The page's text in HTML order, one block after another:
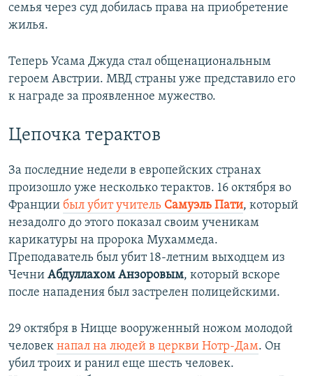
семья через суд добилась права на приобретение
жилья.
Теперь Усама Джуда стал общенациональным
героем Австрии. МВД страны уже представило его
к награде за проявленное мужество.
Цепочка терактов
За последние недели в европейских странах
произошло уже несколько терактов. 16 октября во
Франции был убит учитель Самуэль Пати, который
незадолго до этого показал своим ученикам
карикатуры на пророка Мухаммеда.
Преподаватель был убит 18-летним выходцем из
Чечни Абдуллахом Анзоровым, который вскоре
после нападения был застрелен полицейскими.
29 октября в Ницце вооруженный ножом молодой
человек напал на людей в церкви Нотр-Дам. Он
убил троих и ранил еще шесть человек.